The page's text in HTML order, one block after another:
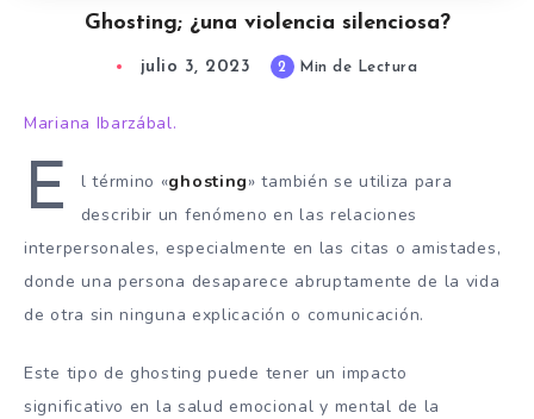
Ghosting; ¿una violencia silenciosa?
julio 3, 2023 2 Min de Lectura
Mariana Ibarzábal.
E l término «ghosting» también se utiliza para
describir un fenómeno en las relaciones
interpersonales, especialmente en las citas o amistades,
donde una persona desaparece abruptamente de la vida
de otra sin ninguna explicación o comunicación.
Este tipo de ghosting puede tener un impacto
significativo en la salud emocional y mental de la